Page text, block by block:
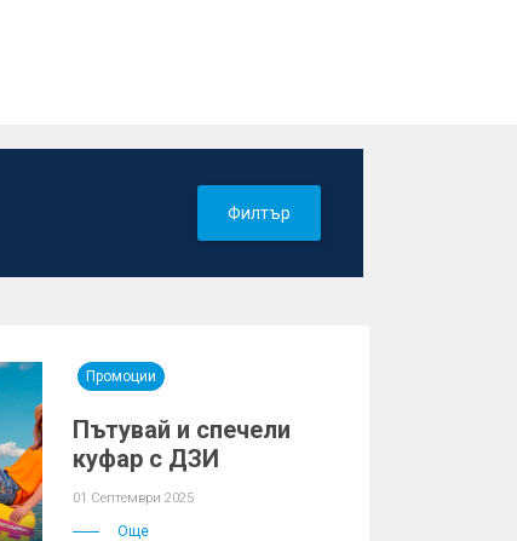
Филтър
Промоции
Пътувай и спечели
куфар с ДЗИ
01 Септември 2025
Още